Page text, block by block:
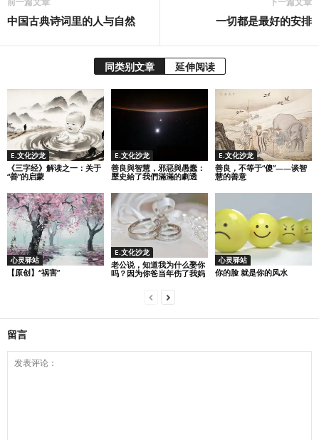
中国古典诗词里的人与自然 一切都是最好的安排
同类别文章 延伸阅读
E.文化沙龙
《三字经》解读之一：关于
“善”的启蒙
E.文化沙龙
善良與智慧，邪惡與愚蠢：
歷史給了我們滿滿的劇透
E.文化沙龙
善良，不等于“傻”——谈智
慧的善意
心灵驿站
【原创】“祸害”
E.文化沙龙
老公说，知道我为什么娶你
吗？因为你爸当年伤了我妈
心灵驿站
你的脸 就是你的风水
留言